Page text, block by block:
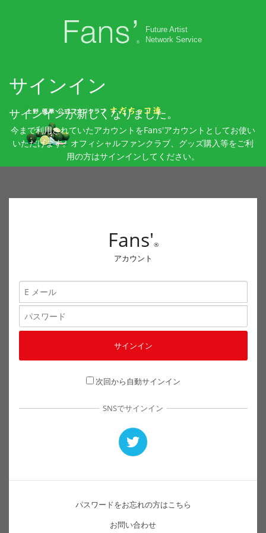
Future Artist
Network Service
サインイン
サインインが新しくなりました。
今まで利用されていたアカウントをFans'アカウントとしてお使い
いただけます。オフィシャルファンクラブ、グッズ購入等をご利
用の方はサインインしてください。
Fans'®
アカウント
次回から自動サインイン
SNSでサインイン
パスワードをお忘れの方はこちら
お問い合わせ